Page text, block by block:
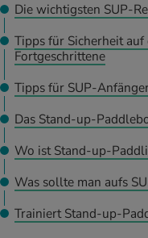
THEMEN IM BEREICH
BMI berechnen
Personal Health
Kalorienverbrauch
Glücklich sein
THEMEN IM BEREICH
Mund- &
Personal Health
Die wichtigsten SUP-
Tipps für Sicherheit
Fortgeschrittene
Tipps für SUP-
Das Stand-up-
Wo ist Stand-up-
Was sollte man aufs
Trainiert Stand-up-